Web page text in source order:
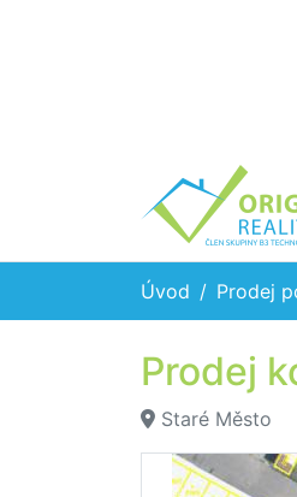
Úvod Prodej
Prodej
Staré Město